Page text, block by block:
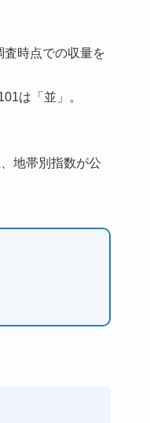
時点での収量を
は「並」。
地帯別指数が公